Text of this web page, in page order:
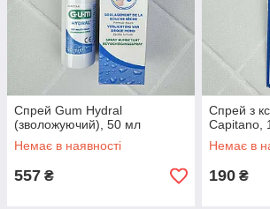
Спрей Gum Hydral
(зволожуючий), 50 мл
Немає в наявності
557 ₴
Спрей з
Capitano,
Немає в
190 ₴